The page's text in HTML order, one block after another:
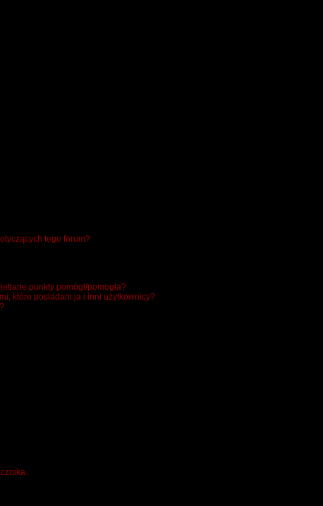
tego forum?
punkty pomógł/pomogła?
które posiadam ja i inni użytkownicy?